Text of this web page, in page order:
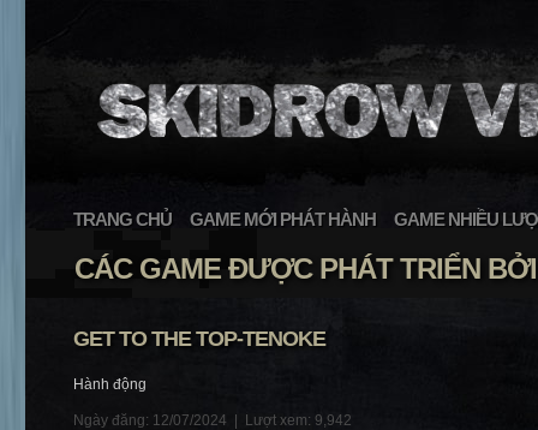
TRANG CHỦ GAME MỚI PHÁT HÀNH GAME NHIỀU
CÁC GAME ĐƯỢC PHÁT TRIỂN
GET TO THE TOP-TENOKE
Hành động
Ngày đăng: 12/07/2024 | Lượt xem: 9,942